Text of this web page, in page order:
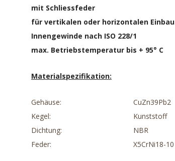
mit Schliessfeder
für vertikalen oder horizontalen Einbau
Innengewinde nach ISO 228/1
max. Betriebstemperatur bis + 95° C
Materialspezifikation:
Gehäuse: CuZn39Pb2
Kegel:
Kunststoff
Dichtung:
NBR
Feder:
X5CrNi18-10